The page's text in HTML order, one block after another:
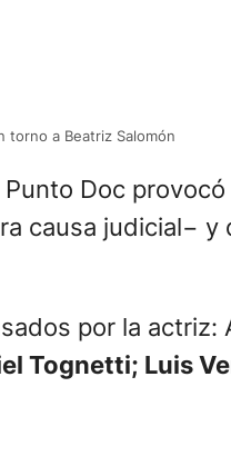
torno a Beatriz Salomón
Doc
causa judicial− y
por la actriz:
Tognetti; Luis